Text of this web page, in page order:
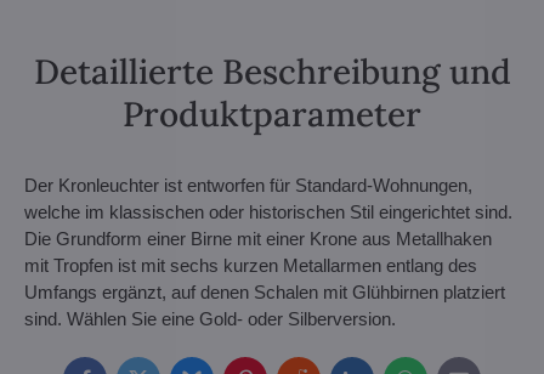
Detaillierte Beschreibung und
Produktparameter
Der Kronleuchter ist entworfen für Standard-Wohnungen,
welche im klassischen oder historischen Stil eingerichtet sind.
Die Grundform einer Birne mit einer Krone aus Metallhaken
mit Tropfen ist mit sechs kurzen Metallarmen entlang des
Umfangs ergänzt, auf denen Schalen mit Glühbirnen platziert
sind. Wählen Sie eine Gold- oder Silberversion.